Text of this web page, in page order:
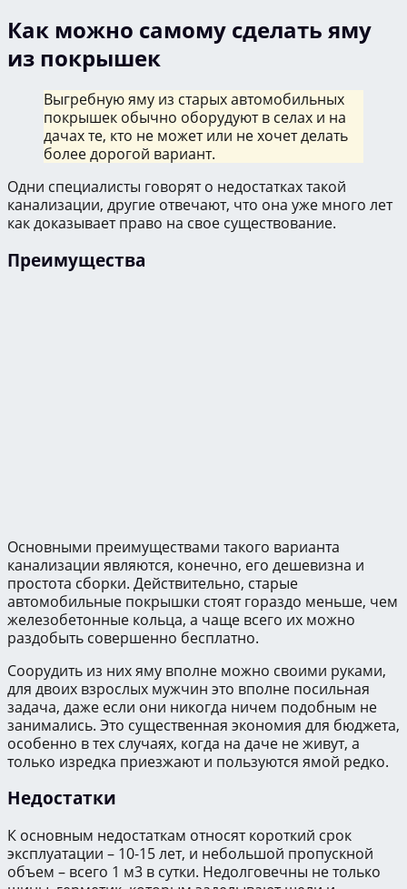
Как можно самому сделать яму
из покрышек
Выгребную яму из старых автомобильных
покрышек обычно оборудуют в селах и на
дачах те, кто не может или не хочет делать
более дорогой вариант.
Одни специалисты говорят о недостатках такой
канализации, другие отвечают, что она уже много лет
как доказывает право на свое существование.
Преимущества
Основными преимуществами такого варианта
канализации являются, конечно, его дешевизна и
простота сборки. Действительно, старые
автомобильные покрышки стоят гораздо меньше, чем
железобетонные кольца, а чаще всего их можно
раздобыть совершенно бесплатно.
Соорудить из них яму вполне можно своими руками,
для двоих взрослых мужчин это вполне посильная
задача, даже если они никогда ничем подобным не
занимались. Это существенная экономия для бюджета,
особенно в тех случаях, когда на даче не живут, а
только изредка приезжают и пользуются ямой редко.
Недостатки
К основным недостаткам относят короткий срок
эксплуатации – 10-15 лет, и небольшой пропускной
объем – всего 1 м3 в сутки. Недолговечны не только